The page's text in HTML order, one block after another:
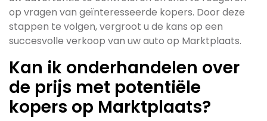
op vragen van geïnteresseerde kopers. Door deze
stappen te volgen, vergroot u de kans op een
succesvolle verkoop van uw auto op Marktplaats.
Kan ik onderhandelen over
de prijs met potentiële
kopers op Marktplaats?